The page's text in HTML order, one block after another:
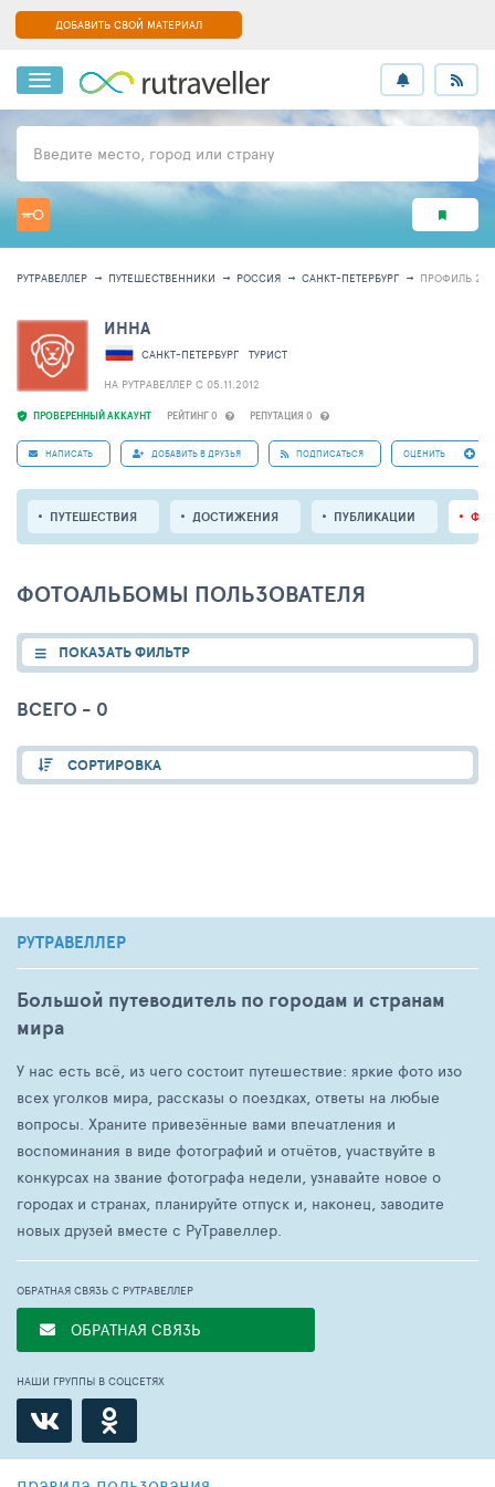
ДОБАВИТЬ СВОЙ МАТЕРИАЛ
Введите место, город или страну
РУТРАВЕЛЛЕР ПУТЕШЕСТВЕННИКИ РОССИЯ САНКТ-ПЕТЕРБУРГ ПРОФИЛЬ
ПРОВЕРЕННЫЙ АККАУНТ РЕЙТИНГ 0 РЕПУТАЦИЯ 0
ИННА
САНКТ-ПЕТЕРБУРГ
ТУРИСТ
НА РУТРАВЕЛЛЕР C 05.11.2012
НАПИСАТЬ ДОБАВИТЬ В ДРУЗЬЯ ПОДПИСАТЬСЯ ОЦЕНИТЬ
ПУТЕШЕСТВИЯ ДОСТИЖЕНИЯ ПУБЛИКАЦИИ
ФОТОАЛЬБОМЫ ПОЛЬЗОВАТЕЛЯ
ПОКАЗАТЬ ФИЛЬТР
ВСЕГО - 0
СОРТИРОВКА
РУТРАВЕЛЛЕР
Большой путеводитель по городам и странам
мира
У нас есть всё, из чего состоит путешествие: яркие фото изо
всех уголков мира, рассказы о поездках, ответы на любые
вопросы. Храните привезённые вами впечатления и
воспоминания в виде фотографий и отчётов, участвуйте в
конкурсах на звание фотографа недели, узнавайте новое о
городах и странах, планируйте отпуск и, наконец, заводите
новых друзей вместе с РуТравеллер.
ОБРАТНАЯ СВЯЗЬ С РУТРАВЕЛЛЕР
ОБРАТНАЯ СВЯЗЬ
НАШИ ГРУППЫ В СОЦСЕТЯХ